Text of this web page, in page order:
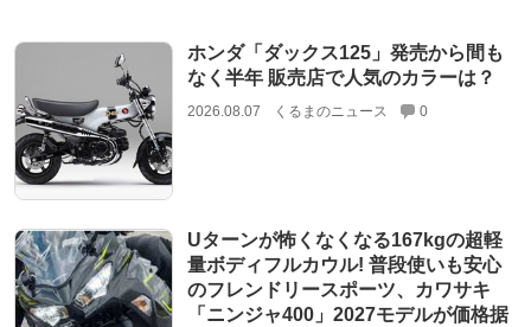
ホンダ「ダックス125」発売から間も
なく半年 販売店で人気のカラーは？
2026.08.07 くるまのニュース 0
Uターンが怖くなくなる167kgの超軽
量ボディフルカウル! 普段使いも安心
のフレンドリースポーツ、カワサキ
「ニンジャ400」2027モデルが価格据